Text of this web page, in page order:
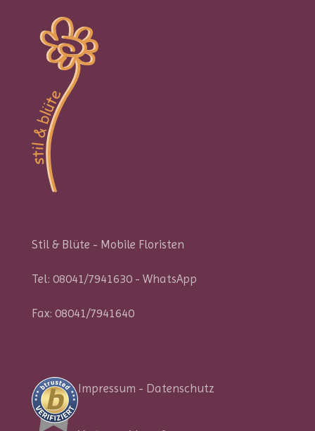
Stil & Blüte - Mobile Floristen
Tel: 08041/7941630- WhatsApp
Fax: 08041/7941640
Impressum - Datenschutz